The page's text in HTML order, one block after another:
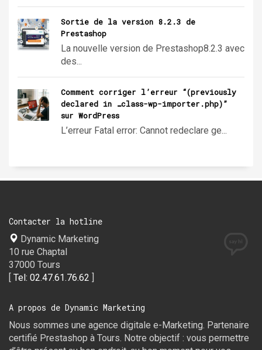
Sortie de la version 8.2.3 de
Prestashop
La nouvelle version de Prestashop8.2.3 avec
des...
Comment corriger l’erreur “(previously
declared in …class-wp-importer.php)”
sur WordPress
L’erreur Fatal error: Cannot redeclare ge...
Contacter la hotline
Dynamic Marketing
10 rue Chaptal
37000 Tours
Tel: 02.47.61.76.62
A propos de Dynamic Marketing
Nous sommes une agence digitale e-Marketing. Partenaire
certifié Prestashop à Tours. Notre objectif : vous permettre